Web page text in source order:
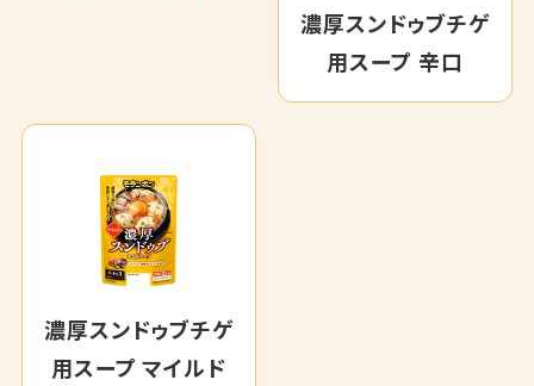
濃厚スンドゥブチゲ
用スープ 辛口
濃厚スンドゥブチゲ
用スープ マイルド